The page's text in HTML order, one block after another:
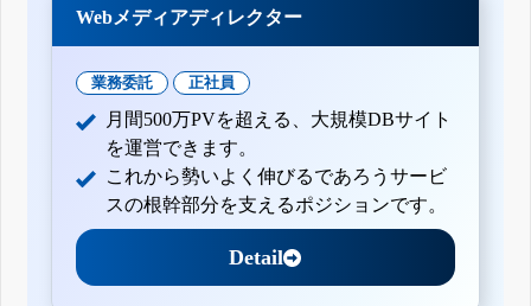
Webメディアディレクター
業務委託 正社員
月間500万PVを超える、大規模DBサイト
を運営できます。
これから勢いよく伸びるであろうサービ
スの根幹部分を支えるポジションです。
Detail